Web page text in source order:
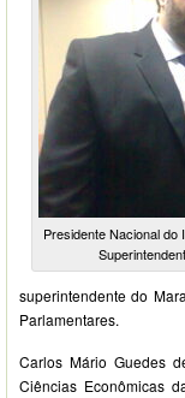
Presidente Nacional
superintendente do
Parlamentares.
Carlos Mário Guedes
Ciências Econômicas